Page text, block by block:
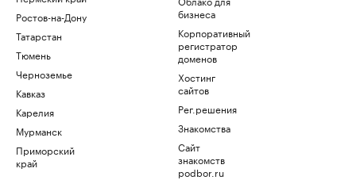
Ростов-на-Дону
Татарстан
Тюмень
Черноземье
Кавказ
Карелия
Мурманск
Приморский
край
бизнеса
Корпоративный
регистратор
доменов
Хостинг
сайтов
Рег.решения
Знакомства
Сайт
знакомств
podbor.ru